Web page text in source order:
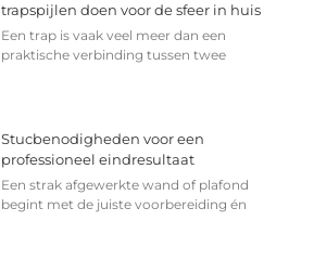
trapspijlen doen voor de sfeer in huis
Een trap is vaak veel meer dan een
praktische verbinding tussen twee
Stucbenodigheden voor een
professioneel eindresultaat
Een strak afgewerkte wand of plafond
begint met de juiste voorbereiding én